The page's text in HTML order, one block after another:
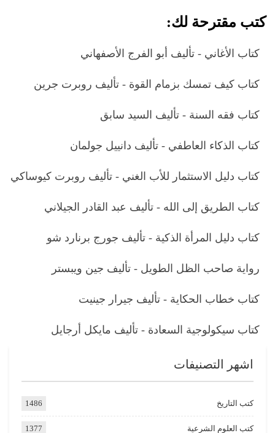
كتب مقترحة لك:
كتاب الأغاني - تأليف أبو الفرج الأصفهاني
كتاب كيف تمسك بزمام القوة - تأليف روبرت جرين
كتاب فقه السنة - تأليف السيد سابق
كتاب الذكاء العاطفي - تأليف دانييل جولمان
كتاب دليل الاستثمار للأب الغني - تأليف روبرت كيوساكي
كتاب الطريق إلى الله - تأليف عبد القادر الجيلاني
كتاب دليل المرأة الذكية - تأليف جورج برنارد شو
رواية صاحب الظل الطويل - تأليف جين ويبستر
كتاب خطاب الحكاية - تأليف جيرار جينيت
كتاب سيكولوجية السعادة - تأليف مايكل أرجايل
اشهر التصنيفات
كتب التاريخ 1486
كتب العلوم الشرعية 1377